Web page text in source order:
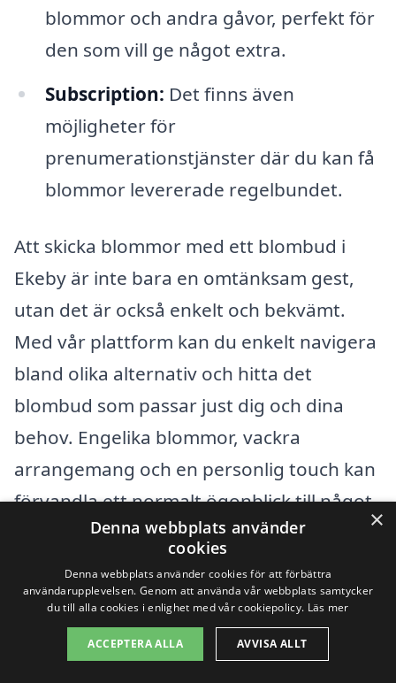
blommor och andra gåvor, perfekt för
den som vill ge något extra.
Subscription: Det finns även
möjligheter för
prenumerationstjänster där du kan få
blommor levererade regelbundet.
Att skicka blommor med ett blombud i
Ekeby är inte bara en omtänksam gest,
utan det är också enkelt och bekvämt.
Med vår plattform kan du enkelt navigera
bland olika alternativ och hitta det
blombud som passar just dig och dina
behov. Engelika blommor, vackra
arrangemang och en personlig touch kan
förvandla ett normalt ögonblick till något
verkligen minnesvärt.
Så, nästa gång du söker efter ett sätt att
förmedla dina känslor, tänk på att ett
blombud i Ekeby kanske är just vad du
×
Denna webbplats använder
cookies
Denna webbplats använder cookies för att förbättra
användarupplevelsen. Genom att använda vår webbplats samtycker
du till alla cookies i enlighet med vår cookiepolicy. Läs mer
ACCEPTERA ALLA AVVISA ALLT